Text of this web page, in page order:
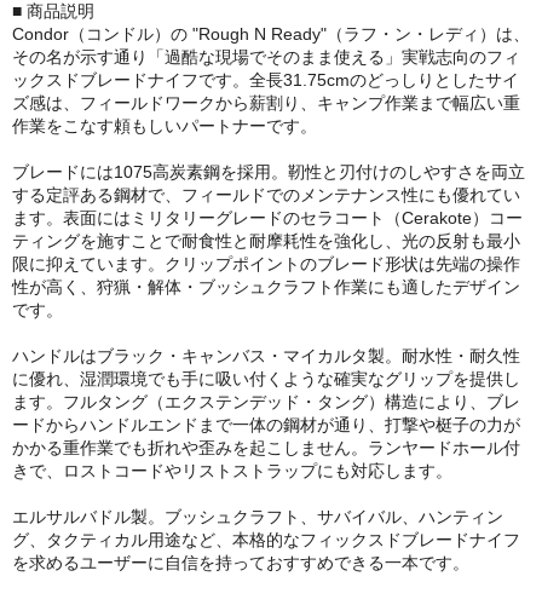
■ 商品説明
Condor（コンドル）の "Rough N Ready"（ラフ・ン・レディ）は、
その名が示す通り「過酷な現場でそのまま使える」実戦志向のフィ
ックスドブレードナイフです。全長31.75cmのどっしりとしたサイ
ズ感は、フィールドワークから薪割り、キャンプ作業まで幅広い重
作業をこなす頼もしいパートナーです。
ブレードには1075高炭素鋼を採用。靭性と刃付けのしやすさを両立
する定評ある鋼材で、フィールドでのメンテナンス性にも優れてい
ます。表面にはミリタリーグレードのセラコート（Cerakote）コー
ティングを施すことで耐食性と耐摩耗性を強化し、光の反射も最小
限に抑えています。クリップポイントのブレード形状は先端の操作
性が高く、狩猟・解体・ブッシュクラフト作業にも適したデザイン
です。
ハンドルはブラック・キャンバス・マイカルタ製。耐水性・耐久性
に優れ、湿潤環境でも手に吸い付くような確実なグリップを提供し
ます。フルタング（エクステンデッド・タング）構造により、ブレ
ードからハンドルエンドまで一体の鋼材が通り、打撃や梃子の力が
かかる重作業でも折れや歪みを起こしません。ランヤードホール付
きで、ロストコードやリストストラップにも対応します。
エルサルバドル製。ブッシュクラフト、サバイバル、ハンティン
グ、タクティカル用途など、本格的なフィックスドブレードナイフ
を求めるユーザーに自信を持っておすすめできる一本です。